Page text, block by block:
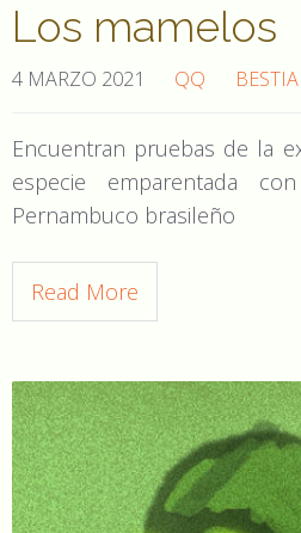
Los mamelos
4 MARZO 2021 QQ
Encuentran pruebas de la
especie emparentada
Pernambuco brasileño
Read More